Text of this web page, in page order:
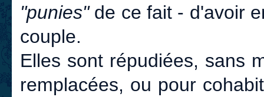
"punies" de ce fait - d'avoir
couple.
Elles sont répudiées, sans
remplacées, ou pour